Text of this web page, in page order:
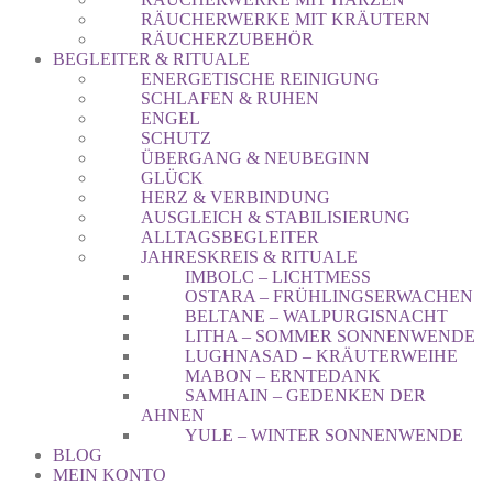
RÄUCHERWERKE MIT KRÄUTERN
RÄUCHERZUBEHÖR
BEGLEITER & RITUALE
ENERGETISCHE REINIGUNG
SCHLAFEN & RUHEN
ENGEL
SCHUTZ
ÜBERGANG & NEUBEGINN
GLÜCK
HERZ & VERBINDUNG
AUSGLEICH & STABILISIERUNG
ALLTAGSBEGLEITER
JAHRESKREIS & RITUALE
IMBOLC – LICHTMESS
OSTARA – FRÜHLINGSERWACHEN
BELTANE – WALPURGISNACHT
LITHA – SOMMER SONNENWENDE
LUGHNASAD – KRÄUTERWEIHE
MABON – ERNTEDANK
SAMHAIN – GEDENKEN DER
AHNEN
YULE – WINTER SONNENWENDE
BLOG
MEIN KONTO